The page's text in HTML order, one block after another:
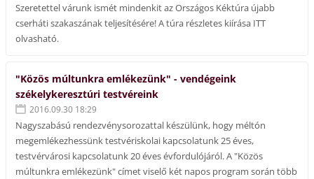
Szeretettel várunk ismét mindenkit az Országos Kéktúra újabb
cserháti szakaszának teljesítésére! A túra részletes kiírása ITT
olvasható.
"Közös múltunkra emlékezünk" - vendégeink
székelykeresztúri testvéreink
2016.09.30 18:29
Nagyszabású rendezvénysorozattal készülünk, hogy méltón
megemlékezhessünk testvériskolai kapcsolatunk 25 éves,
testvérvárosi kapcsolatunk 20 éves évfordulójáról. A "Közös
múltunkra emlékezünk" címet viselő két napos program során több